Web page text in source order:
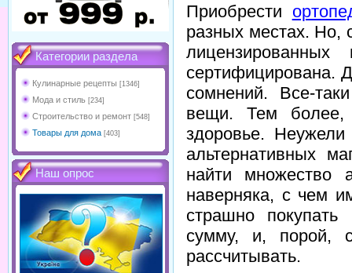
Категории раздела
Кулинарные рецепты [1346]
Мода и стиль [234]
Строительство и ремонт [548]
Товары для дома [403]
Наш опрос
Приобрести
разных местах. Но,
сертифицирована.
сомнений. Все-
вещи. Тем
здоровье.
альтернативных
найти множество
наверняка, с чем
страшно
сумму, и, порой,
рассчитывать.